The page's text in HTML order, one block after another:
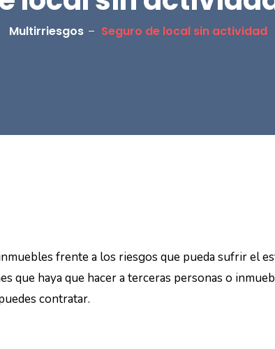
Multirriesgos Seguro de local sin actividad
frente a los riesgos que pueda sufrir el
que haya que hacer a terceras personas o
contratar.